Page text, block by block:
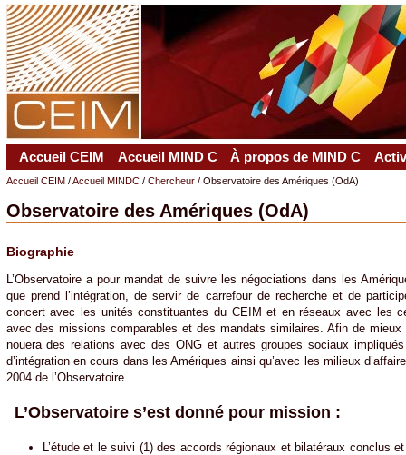
Accueil CEIM Accueil MIND C À propos de MIND C
Accueil CEIM/Accueil MINDC/ Chercheur/ Observatoire des Amériques (OdA)
Observatoire des Amériques (OdA)
Biographie
L’Observatoire a pour mandat de suivre les négociations dans les
que prend l’intégration, de servir de carrefour de recherche et de
concert avec les unités constituantes du CEIM et en réseaux avec les
avec des missions comparables et des mandats similaires. Afin de mieux
nouera des relations avec des ONG et autres groupes sociaux
d’intégration en cours dans les Amériques ainsi qu’avec les milieux
2004 de l’Observatoire.
L’Observatoire s’est donné pour mission :
L’étude et le suivi (1) des accords régionaux et bilatéraux conclus